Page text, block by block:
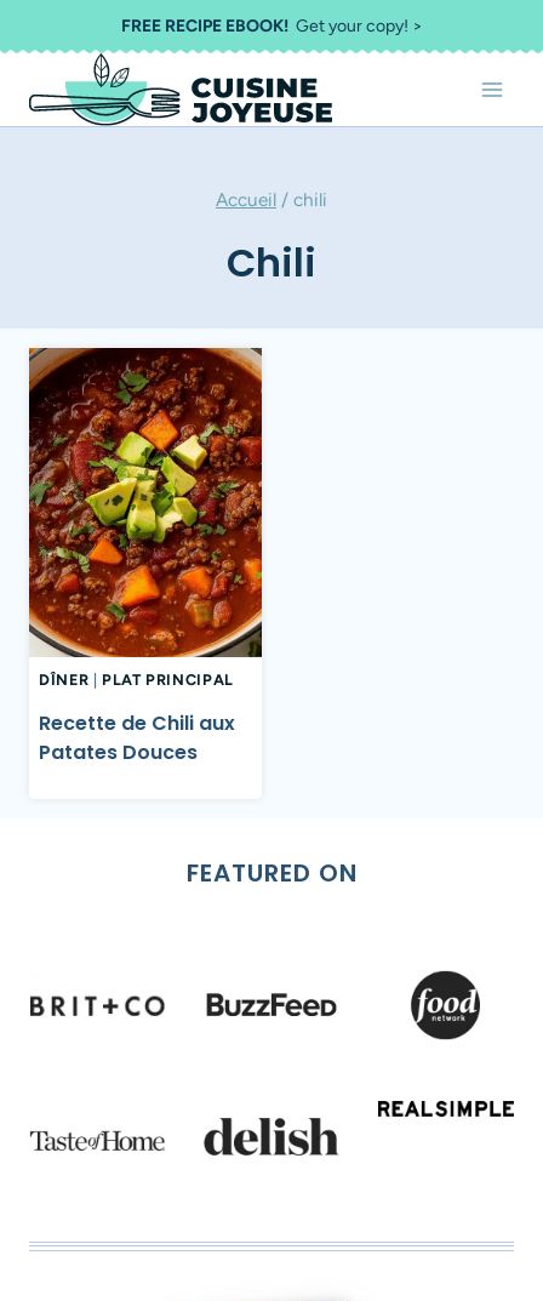
au
contenu
FREE RECIPE EBOOK!Get your copy! >
Accueil / chili
Chili
DÎNER PLAT PRINCIPAL
Recette de Chili aux
Patates Douces
FEATURED ON